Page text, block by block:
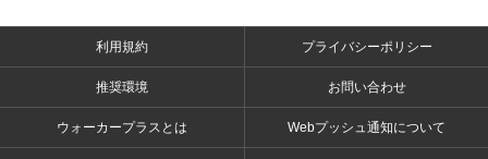
利用規約 プライバシーポリシー
推奨環境 お問い合わせ
ウォーカープラスとは Webプッシュ通知について